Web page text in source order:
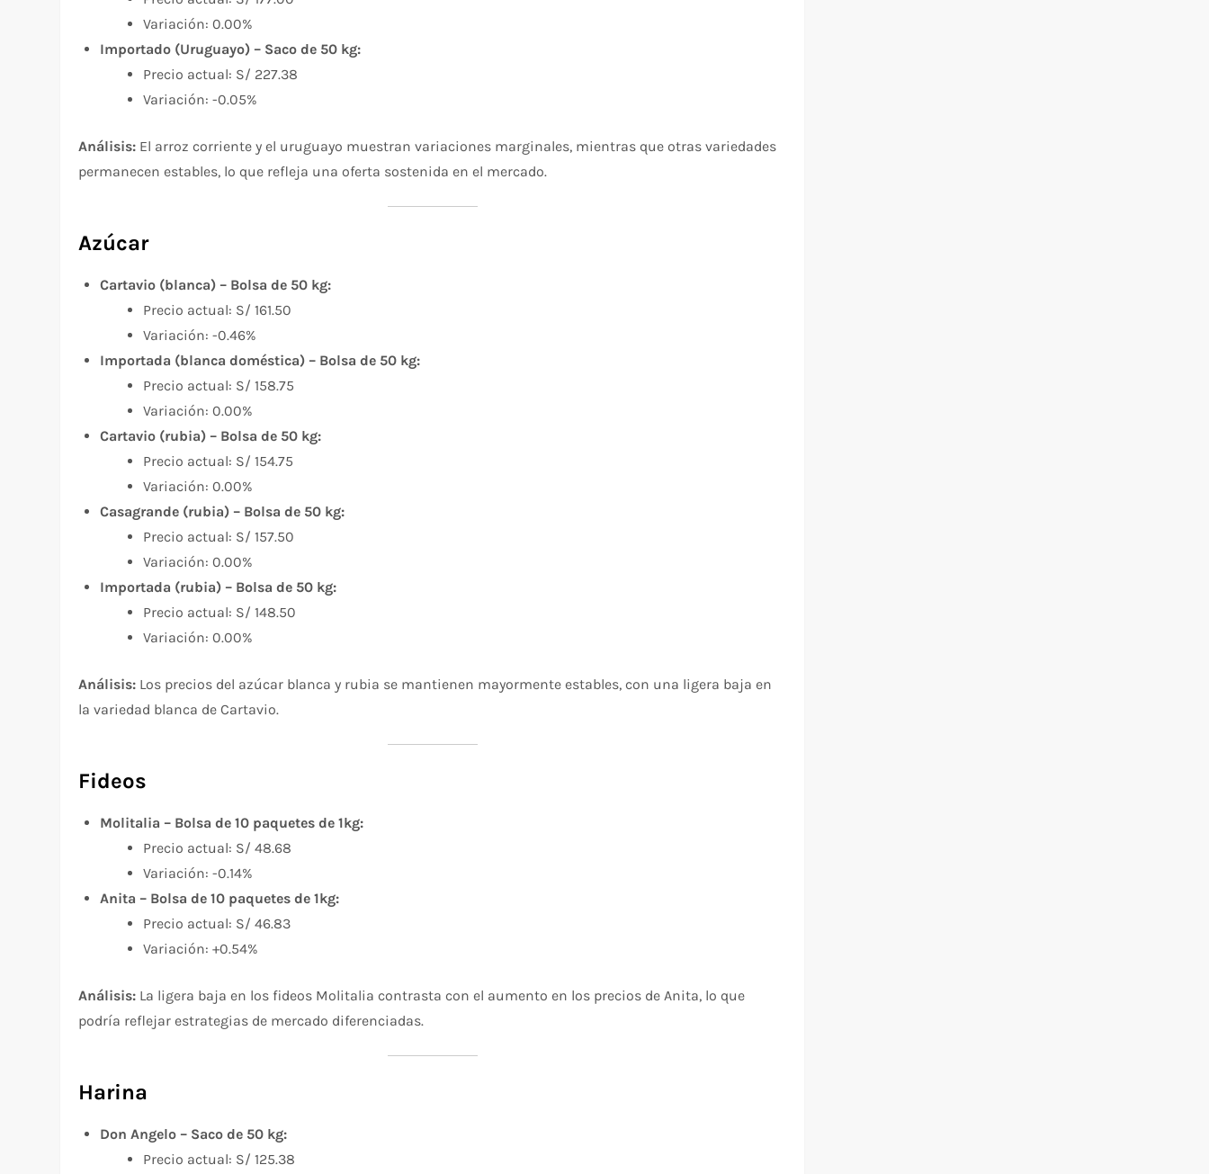
Variación: 0.00%
Importado (Uruguayo) – Saco de 50 kg:
Precio actual: S/ 227.38
Variación: -0.05%
Análisis: El arroz corriente y el uruguayo muestran variaciones marginales, mientras que otras variedades
permanecen estables, lo que refleja una oferta sostenida en el mercado.
Azúcar
Cartavio (blanca) – Bolsa de 50 kg:
Precio actual: S/ 161.50
Variación: -0.46%
Importada (blanca doméstica) – Bolsa de 50 kg:
Precio actual: S/ 158.75
Variación: 0.00%
Cartavio (rubia) – Bolsa de 50 kg:
Precio actual: S/ 154.75
Variación: 0.00%
Casagrande (rubia) – Bolsa de 50 kg:
Precio actual: S/ 157.50
Variación: 0.00%
Importada (rubia) – Bolsa de 50 kg:
Precio actual: S/ 148.50
Variación: 0.00%
Análisis: Los precios del azúcar blanca y rubia se mantienen mayormente estables, con una ligera baja en
la variedad blanca de Cartavio.
Fideos
Molitalia – Bolsa de 10 paquetes de 1kg:
Precio actual: S/ 48.68
Variación: -0.14%
Anita – Bolsa de 10 paquetes de 1kg:
Precio actual: S/ 46.83
Variación: +0.54%
Análisis: La ligera baja en los fideos Molitalia contrasta con el aumento en los precios de Anita, lo que
podría reflejar estrategias de mercado diferenciadas.
Harina
Don Angelo – Saco de 50 kg:
Precio actual: S/ 125.38